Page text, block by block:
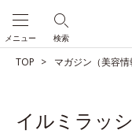
検索
メニュー
TOP マガジン（美容情
イルミラッ